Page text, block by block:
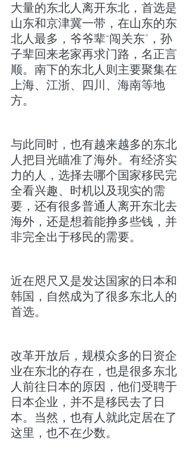
大量的东北人离开东北，首选是
山东和京津冀一带，在山东的东
北人最多，爷爷辈“闯关东”，孙
子辈回来老家再求门路，名正言
顺。南下的东北人则主要聚集在
上海、江浙、四川、海南等地
方。
与此同时，也有越来越多的东北
人把目光瞄准了海外。有经济实
力的人，选择去哪个国家移民完
全看兴趣、时机以及现实的需
要，还有很多普通人离开东北去
海外，还是想着能挣多些钱，并
非完全出于移民的需要。
近在咫尺又是发达国家的日本和
韩国，自然成为了很多东北人的
首选。
改革开放后，规模众多的日资企
业在东北的存在，也是很多东北
人前往日本的原因，他们受聘于
日本企业，并不是移民去了日
本。当然，也有人就此定居在了
这里，也不在少数。